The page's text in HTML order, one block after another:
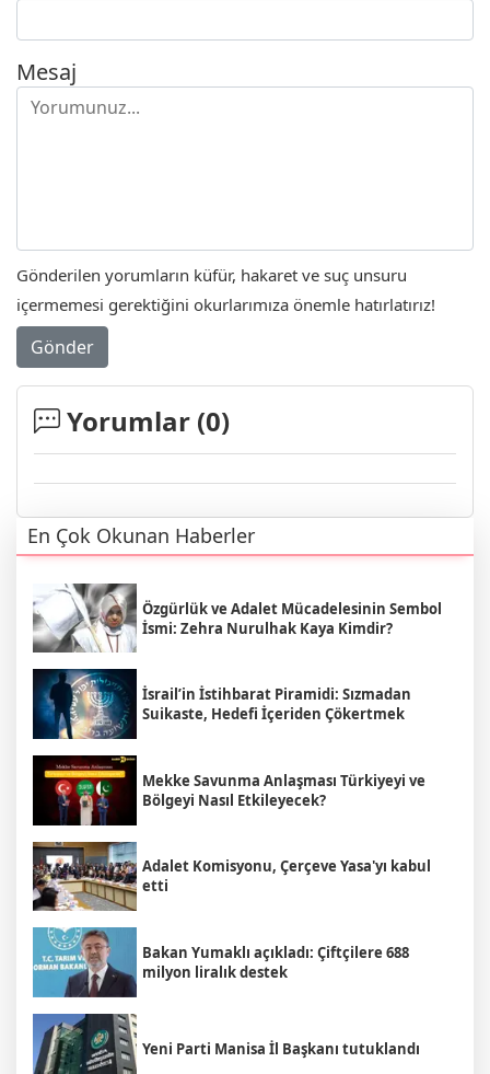
Mesaj
Gönderilen yorumların küfür, hakaret ve suç unsuru
içermemesi gerektiğini okurlarımıza önemle hatırlatırız!
Gönder
Yorumlar (0)
En Çok Okunan Haberler
Özgürlük ve Adalet Mücadelesinin Sembol
İsmi: Zehra Nurulhak Kaya Kimdir?
İsrail’in İstihbarat Piramidi: Sızmadan
Suikaste, Hedefi İçeriden Çökertmek
Mekke Savunma Anlaşması Türkiyeyi ve
Bölgeyi Nasıl Etkileyecek?
Adalet Komisyonu, Çerçeve Yasa'yı kabul
etti
Bakan Yumaklı açıkladı: Çiftçilere 688
milyon liralık destek
Yeni Parti Manisa İl Başkanı tutuklandı